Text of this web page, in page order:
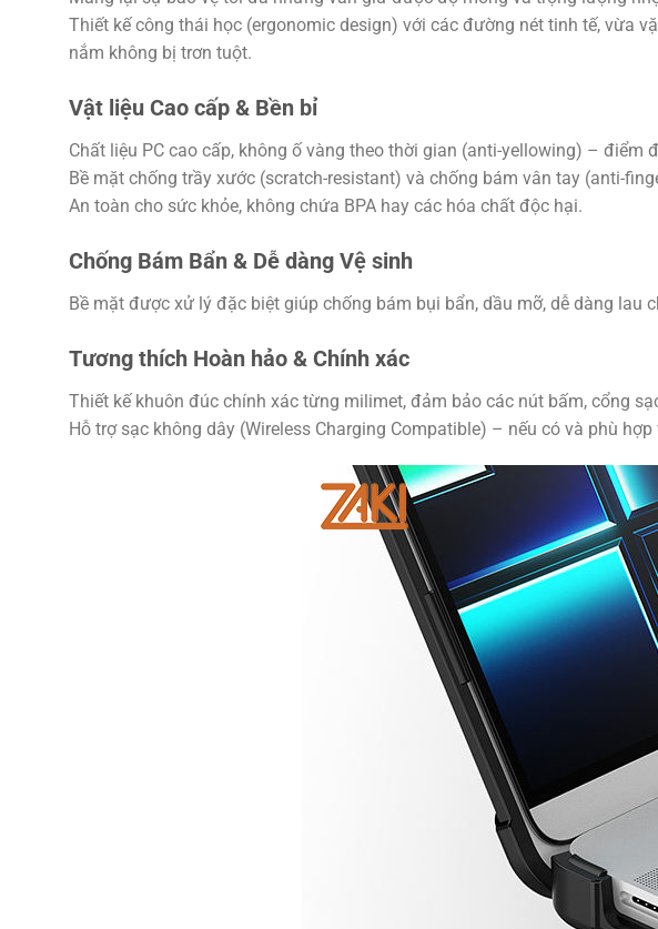
Thiết kế công thái học (ergonomic design) với các đường nét tinh tế, vừa
nắm không bị trơn tuột.
Vật liệu Cao cấp & Bền bỉ
Chất liệu PC cao cấp, không ố vàng theo thời gian (anti-yellowing) – điểm
Bề mặt chống trầy xước (scratch-resistant) và chống bám vân tay (anti-
An toàn cho sức khỏe, không chứa BPA hay các hóa chất độc hại.
Chống Bám Bẩn & Dễ dàng Vệ sinh
Bề mặt được xử lý đặc biệt giúp chống bám bụi bẩn, dầu mỡ, dễ dàng lau
Tương thích Hoàn hảo & Chính xác
Thiết kế khuôn đúc chính xác từng milimet, đảm bảo các nút bấm, cổng
Hỗ trợ sạc không dây (Wireless Charging Compatible) – nếu có và phù hợp